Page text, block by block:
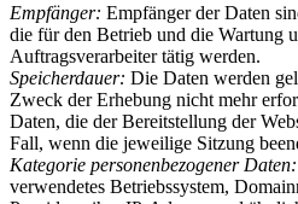
Empfänger: Empfänger der Daten
die für den Betrieb und die Wartung
Auftragsverarbeiter tätig werden.
Speicherdauer: Die Daten werden
Zweck der Erhebung nicht mehr
Daten, die der Bereitstellung der
Fall, wenn die jeweilige Sitzung
Kategorie personenbezogener Daten:
verwendetes Betriebssystem,